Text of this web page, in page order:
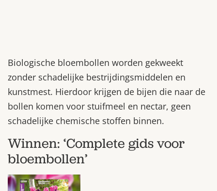
Biologische bloembollen worden gekweekt
zonder schadelijke bestrijdingsmiddelen en
kunstmest. Hierdoor krijgen de bijen die naar de
bollen komen voor stuifmeel en nectar, geen
schadelijke chemische stoffen binnen.
Winnen: ‘Complete gids voor
bloembollen’